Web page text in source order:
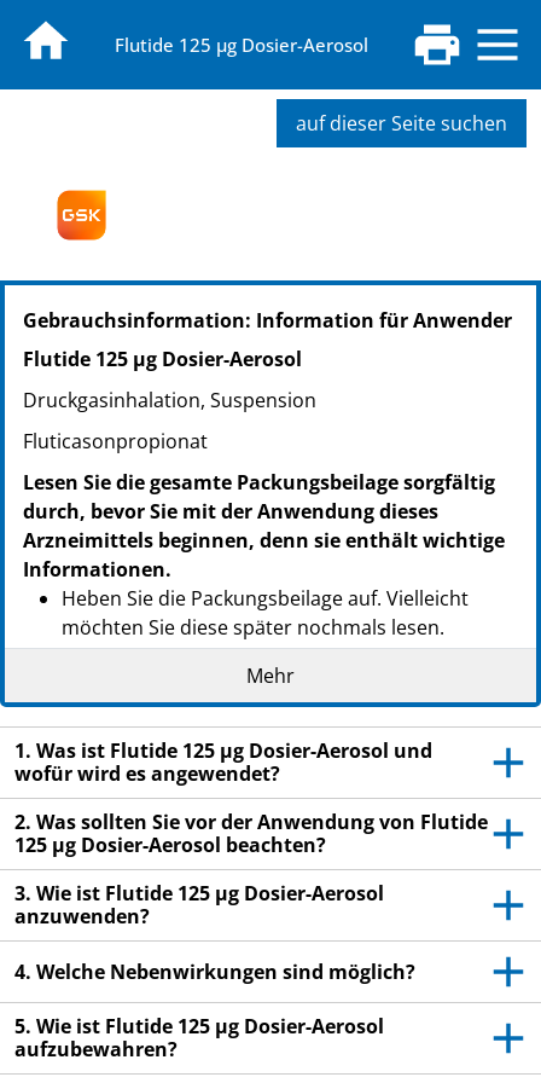
Flutide 125 µg Dosier-Aerosol
auf dieser Seite suchen
PZN: 07533142
PPN: 110753314208
NTIN: 04150075331427
PPN: 110753315995
NTIN: 04150075331595
Gebrauchsinformation: Information für Anwender
Flutide 125 µg Dosier-Aerosol
Druckgasinhalation, Suspension
Fluticasonpropionat
Lesen Sie die gesamte Packungsbeilage sorgfältig
durch, bevor Sie mit der Anwendung dieses
Arzneimittels beginnen, denn sie enthält wichtige
Informationen.
Heben Sie die Packungsbeilage auf. Vielleicht
möchten Sie diese später nochmals lesen.
Wenn Sie weitere Fragen haben, wenden Sie sich
an Ihren Arzt oder Apotheker.
Dieses Arzneimittel wurde Ihnen persönlich
verschrieben. Geben Sie es nicht an Dritte weiter.
Es kann anderen Menschen schaden, auch wenn
diese die gleichen Beschwerden haben wie Sie.
Wenn Sie Nebenwirkungen bemerken, wenden Sie
sich an Ihren Arzt oder Apotheker. Dies gilt auch
für Nebenwirkungen, die nicht in dieser
Packungsbeilage angegeben sind. Siehe Abschnitt
4.
Mehr
1. Was ist Flutide 125 µg Dosier-Aerosol und
wofür wird es angewendet?
2. Was sollten Sie vor der Anwendung von Flutide
125 µg Dosier-Aerosol beachten?
3. Wie ist Flutide 125 µg Dosier-Aerosol
anzuwenden?
4. Welche Nebenwirkungen sind möglich?
5. Wie ist Flutide 125 µg Dosier-Aerosol
aufzubewahren?